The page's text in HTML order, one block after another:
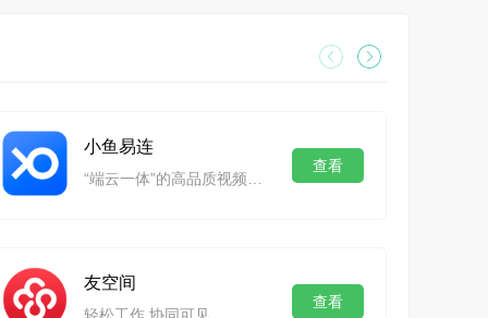
小鱼易连
查看
友空间
查看